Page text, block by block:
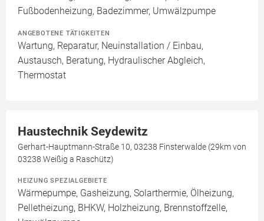
Fußbodenheizung, Badezimmer, Umwälzpumpe
ANGEBOTENE TÄTIGKEITEN
Wartung, Reparatur, Neuinstallation / Einbau,
Austausch, Beratung, Hydraulischer Abgleich,
Thermostat
Haustechnik Seydewitz
Gerhart-Hauptmann-Straße 10, 03238 Finsterwalde (29km von
03238 Weißig a Raschütz)
HEIZUNG SPEZIALGEBIETE
Wärmepumpe, Gasheizung, Solarthermie, Ölheizung,
Pelletheizung, BHKW, Holzheizung, Brennstoffzelle,